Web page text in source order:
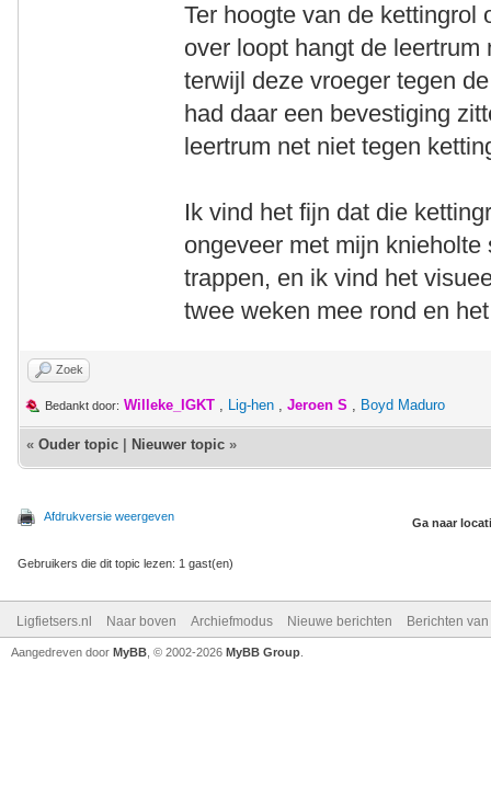
Ter hoogte van de kettingrol
over loopt hangt de
terwijl deze vroeger tegen
had daar een bevestiging
leertrum net niet tegen
Ik vind het fijn dat die
ongeveer met mijn
trappen, en ik vind het
twee weken mee rond en
Zoek
Bedankt door: Willeke_IGKT , Lig-hen , Jeroen S , Boyd Maduro
« Ouder topic Nieuwer topic »
Afdrukversie weergeven Ga naar
Gebruikers die dit topic lezen: 1 gast(en)
Ligfietsers.nl Naar boven Archiefmodus Nieuwe berichten Berichten
Aangedreven door MyBB , © 2002-2026 MyBB Group